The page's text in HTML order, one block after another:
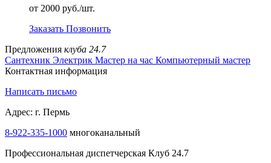
от 2000 руб./шт.
Заказать Позвонить
Предложения клуба 24.7
Сантехник Электрик Мастер на час Компьютерный мастер
Контактная информация
Написать письмо
Адрес: г. Пермь
8-922-335-1000 многоканальный
Профессиональная диспетчерская Клуб 24.7